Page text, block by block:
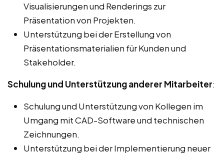
Visualisierungen und Renderings zur
Präsentation von Projekten.
Unterstützung bei der Erstellung von
Präsentationsmaterialien für Kunden und
Stakeholder.
Schulung und Unterstützung anderer Mitarbeiter:
Schulung und Unterstützung von Kollegen im
Umgang mit CAD-Software und technischen
Zeichnungen.
Unterstützung bei der Implementierung neuer